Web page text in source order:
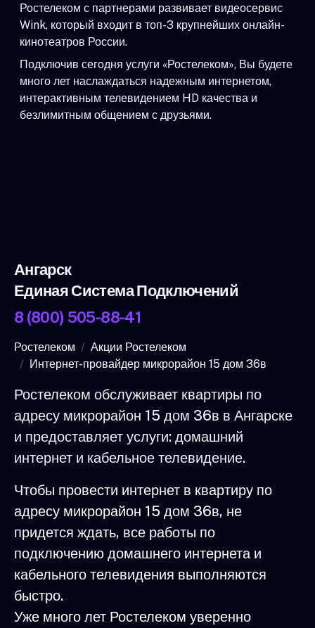
Ростелеком с партнерами развивает видеосервис
Wink, который входит в топ-3 крупнейших онлайн-
кинотеатров России.
Подключив сегодня услуги «Ростелеком», Вы будете
много лет наслаждаться надежным интернетом,
интерактивным телевидением HD качества и
безлимитным общением с друзьями.
Ангарск
Единая Система Подключений
8 (800) 505-88-41
Ростелеком
Акции Ростелеком
Интернет-провайдер микрорайон 15 дом 36в
Ростелеком обслуживает квартиры по
адресу микрорайон 15 дом 36в в Ангарске
и предоставляет услуги: домашний
интернет и кабельное телевидение.
Чтобы провести интернет в квартиру по
адресу микрорайон 15 дом 36в, не
придется ждать, все работы по
подключению домашнего интернета и
кабельного телевидения выполняются
быстро.
Уже много лет Ростелеком уверенно